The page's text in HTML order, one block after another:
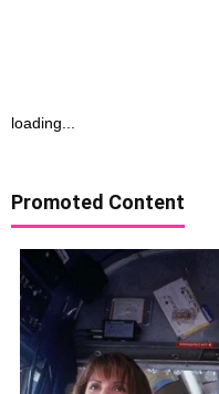
loading...
Promoted Content